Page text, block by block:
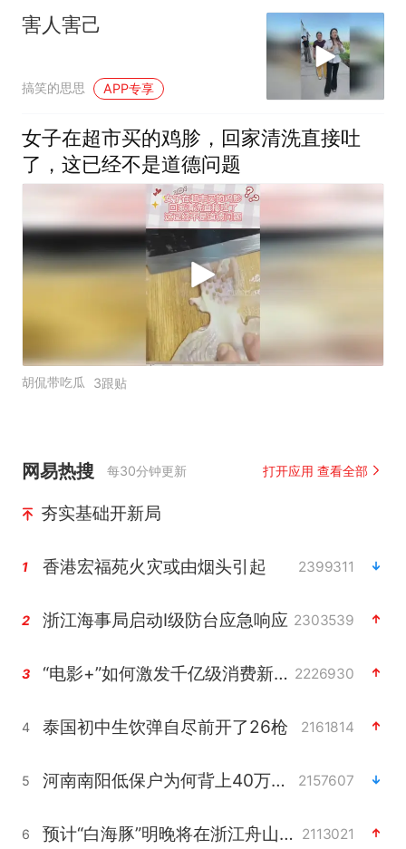
害人害己
搞笑的思思 APP专享
女子在超市买的鸡胗，回家清洗直接吐
了，这已经不是道德问题
胡侃带吃瓜 3跟贴
网易热搜 每30分钟更新 打开应用 查看全部
夯实基础开新局
1 香港宏福苑火灾或由烟头引起 2399311
2 浙江海事局启动Ⅰ级防台应急响应 2303539
3 “电影+”如何激发千亿级消费新活力？ 2226930
4 泰国初中生饮弹自尽前开了26枪 2161814
5 河南南阳低保户为何背上40万元贷款 2157607
6 预计“白海豚”明晚将在浙江舟山到福建福鼎一带沿海登陆 2113021